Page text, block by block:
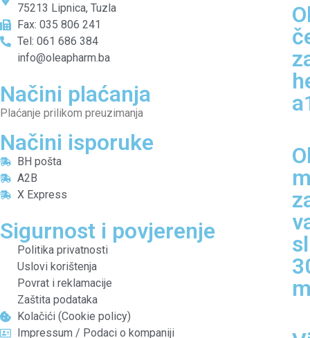
75213 Lipnica, Tuzla
Fax: 035 806 241
Tel: 061 686 384
info@oleapharm.ba
Načini plaćanja
Plaćanje prilikom preuzimanja
Načini isporuke
BH pošta
A2B
X Express
Sigurnost i povjerenje
Politika privatnosti
Uslovi korištenja
Povrat i reklamacije
Zaštita podataka
Kolačići (Cookie policy)
Impressum / Podaci o kompaniji